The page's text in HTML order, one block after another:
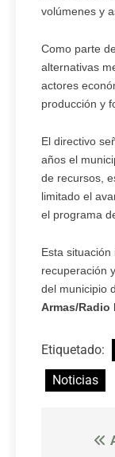
volúmenes y
Como parte
alternativas
actores
producción y
El directivo
años el
de recursos,
limitado el
el programa
Esta
recuperación
del municipio
Armas/
Etiquetado:
Noticias